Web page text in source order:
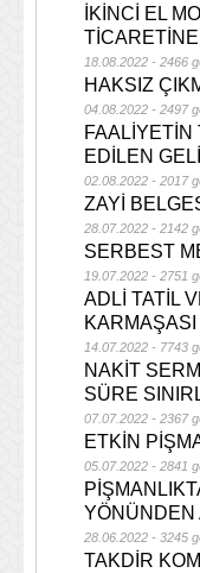
İKİNCİ EL
18.08.2022 - 2466
HAKSIZ
04.08.2022 - 2497
EDİLEN
02.08.2022 - 2017
ZAYİ
28.07.2022 - 2142
SERBEST
19.07.2022 - 2751
ADLİ TATİL
KARMAŞASI
14.07.2022 - 7743
NAKİT
SÜRE
07.07.2022 - 2367
ETKİN
05.07.2022 - 2841
YÖNÜNDEN
28.06.2022 - 3245
TAKDİR